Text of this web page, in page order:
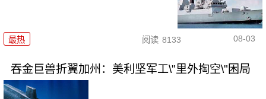
最热 阅读 8133 08-03
吞金巨兽折翼加州：美利坚军工\"里外掏空\"困局